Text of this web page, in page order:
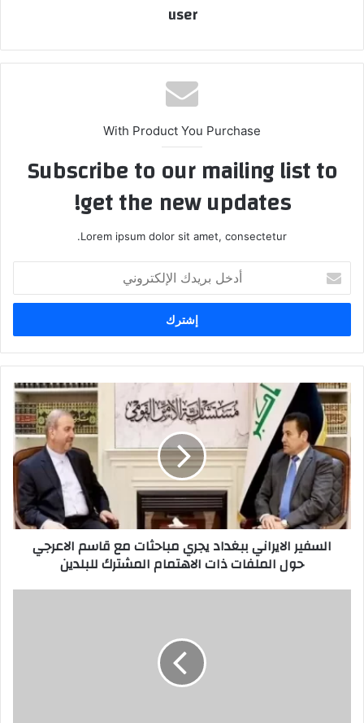
user
With Product You Purchase
Subscribe to our mailing list to
get the new updates!
Lorem ipsum dolor sit amet, consectetur.
بريدك
الإلكتروني
السفير
الايراني
ببغداد
يجري
مباحثات
مع
قاسم
الاعرجي
حول
الملفاتالسفير الايراني ببغداد يجري مباحثات مع قاسم الاعرجي
حول الملفات ذات الاهتمام المشترك للبلدين